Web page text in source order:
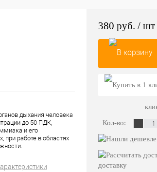
дыхания человека
до 50 ПДК,
и его
при работе в областях
380 руб. / шт
Кол-во:
доставку